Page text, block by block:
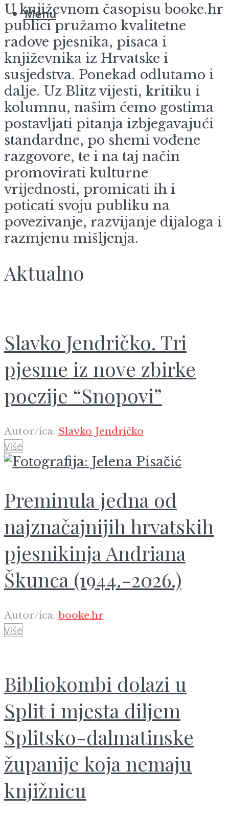
Menu
U književnom časopisu booke.hr
publici pružamo kvalitetne
radove pjesnika, pisaca i
književnika iz Hrvatske i
susjedstva. Ponekad odlutamo i
dalje. Uz Blitz vijesti, kritiku i
kolumnu, našim ćemo gostima
postavljati pitanja izbjegavajući
standardne, po shemi vođene
razgovore, te i na taj način
promovirati kulturne
vrijednosti, promicati ih i
poticati svoju publiku na
povezivanje, razvijanje dijaloga i
razmjenu mišljenja.
Aktualno
Slavko Jendričko. Tri
pjesme iz nove zbirke
poezije “Snopovi”
Autor/ica: Slavko Jendričko
Više
Preminula jedna od
najznačajnijih hrvatskih
pjesnikinja Andriana
Škunca (1944.-2026.)
Autor/ica: booke.hr
Više
Bibliokombi dolazi u
Split i mjesta diljem
Splitsko-dalmatinske
županije koja nemaju
knjižnicu